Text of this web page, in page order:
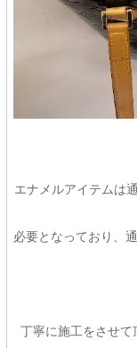
エナメルアイテムは
必要となっており、
丁寧に施工をさせ